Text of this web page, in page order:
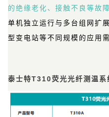
的绝缘老化、接触不良等故
单机独立运行与多台组网扩
型变电站等不同规模的应用需
泰士特T310荧光光纤测温系